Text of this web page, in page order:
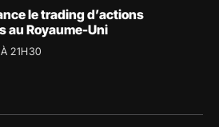
le trading d’actions
au Royaume-Uni
21H30